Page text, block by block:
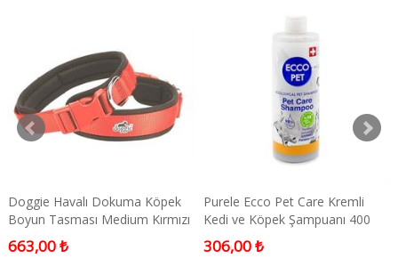
Doggie Havalı Dokuma Köpek
Boyun Tasması Medium Kırmızı
2x35-45 Cm
663,00 ₺
Purele Ecco Pet Care Kremli
Kedi ve Köpek Şampuanı 400
ML
306,00 ₺